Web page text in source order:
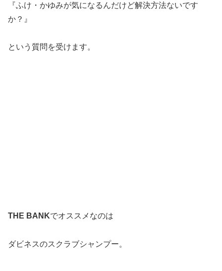
『ふけ・かゆみが気になるんだけど解決方法ないです
か？』
という質問を受けます。
THE BANKでオススメなのは
ダビネスのスクラブシャンプー。